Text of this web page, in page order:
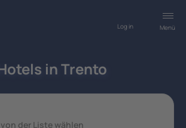
Menü
Log in
in Trento